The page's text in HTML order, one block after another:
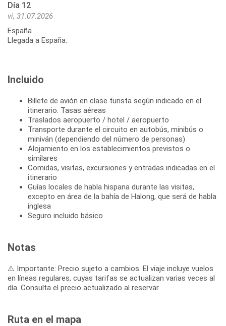
Día 12
vi, 31.07.2026
España
Llegada a España.
Incluido
Billete de avión en clase turista según indicado en el
itinerario. Tasas aéreas
Traslados aeropuerto / hotel / aeropuerto
Transporte durante el circuito en autobús, minibús o
miniván (dependiendo del número de personas)
Alojamiento en los establecimientos previstos o
similares
Comidas, visitas, excursiones y entradas indicadas en el
itinerario
Guías locales de habla hispana durante las visitas,
excepto en área de la bahía de Halong, que será de habla
inglesa
Seguro incluido básico
Notas
⚠️ Importante: Precio sujeto a cambios. El viaje incluye vuelos
en líneas regulares, cuyas tarifas se actualizan varias veces al
día. Consulta el precio actualizado al reservar.
Ruta en el mapa